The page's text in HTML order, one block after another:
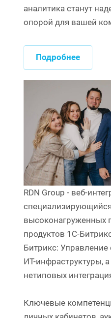
аналитика станут
опорой для вашей
Подробнее
RDN Group - веб-
высоконагруженных
продуктов 1С-
Битрикс:
ИТ-инфраструктуры,
нетиповых
Ключевые